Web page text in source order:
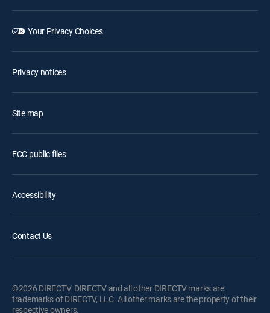
Your Privacy Choices
Privacy notices
Site map
FCC public files
Accessibility
Contact Us
©2026 DIRECTV. DIRECTV and all other DIRECTV marks are
trademarks of DIRECTV, LLC. All other marks are the property of their
respective owners.